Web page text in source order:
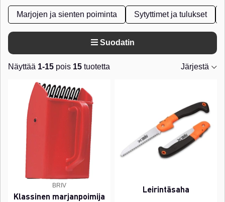
Marjojen ja sienten poiminta Sytyttimet ja tulukset
Suodatin
Näyttää 1-15 pois 15 tuotetta
Järjestä
Tuotteet
BRIV
Klassinen marjanpoimija
Leirintäsaha